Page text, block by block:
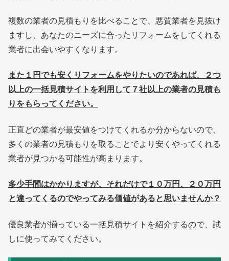
複数の業者の見積もりを比べることで、悪質業者を見抜け
ますし、あなたのニーズに合ったリフォームをしてくれる
業者に出会いやすくなります。
また１円でも安くリフォームをやりたいのであれば、２つ
以上の一括見積サイトを利用して７社以上の業者の見積も
りをもらってください。
正直どの業者が最安値をつけてくれるか分からないので、
多くの業者の見積もりを取ることでより安くやってくれる
業者が見つかる可能性が高まります。
多少手間はかかりますが、それだけで１０万円、２０万円
と違ってくるのでやってみる価値があると思いませんか？
優良業者が揃っている一括見積サイトを紹介するので、試
しに使ってみてください。